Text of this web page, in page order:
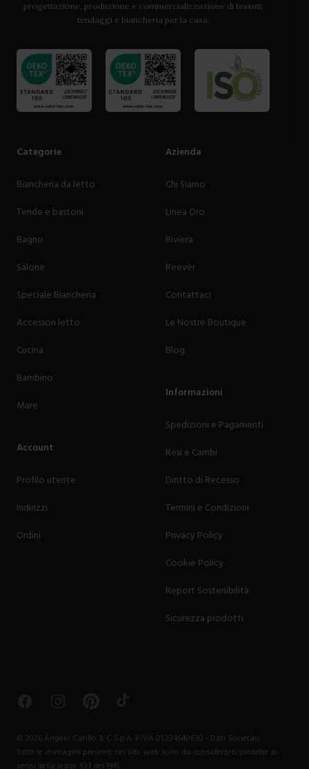
progettazione, produzione e commercializzazione di tessuti,
tendaggi e biancheria per la casa.
Categorie
Biancheria da letto
Tende e bastoni
Bagno
Salone
Speciale Biancheria
Accessori letto
Cucina
Bambino
Mare
Account
Profilo utente
Indirizzi
Ordini
Azienda
Chi Siamo
Linea Oro
Riviera
Reevèr
Contattaci
Le Nostre Boutique
Blog
Informazioni
Spedizioni e Pagamenti
Resi e Cambi
Diritto di Recesso
Termini e Condizioni
Privacy Policy
Cookie Policy
Report Sostenibilità
Sicurezza prodotti
FacebookInstagramPinterestTikTok
© 2026 Angelo Carillo & C S.p.A. P.IVA 05224640630 - Dati Societari
Tutte le immagini presenti nel sito web sono da considerarsi protette ai
sensi della legge 633 del 1941.